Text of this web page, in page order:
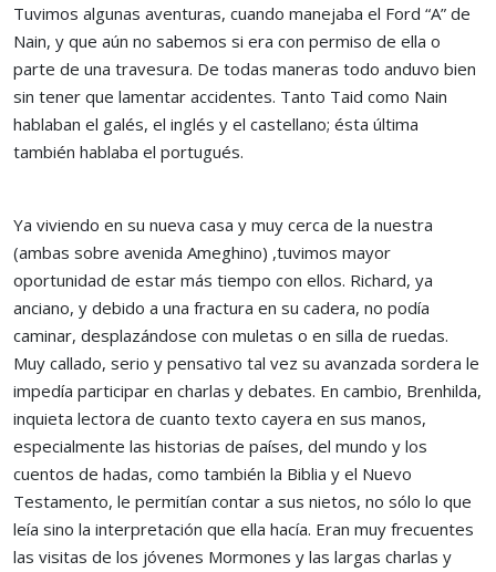
Tuvimos algunas aventuras, cuando manejaba el Ford “A” de
Nain, y que aún no sabemos si era con permiso de ella o
parte de una travesura. De todas maneras todo anduvo bien
sin tener que lamentar accidentes. Tanto Taid como Nain
hablaban el galés, el inglés y el castellano; ésta última
también hablaba el portugués.
Ya viviendo en su nueva casa y muy cerca de la nuestra
(ambas sobre avenida Ameghino) ,tuvimos mayor
oportunidad de estar más tiempo con ellos. Richard, ya
anciano, y debido a una fractura en su cadera, no podía
caminar, desplazándose con muletas o en silla de ruedas.
Muy callado, serio y pensativo tal vez su avanzada sordera le
impedía participar en charlas y debates. En cambio, Brenhilda,
inquieta lectora de cuanto texto cayera en sus manos,
especialmente las historias de países, del mundo y los
cuentos de hadas, como también la Biblia y el Nuevo
Testamento, le permitían contar a sus nietos, no sólo lo que
leía sino la interpretación que ella hacía. Eran muy frecuentes
las visitas de los jóvenes Mormones y las largas charlas y